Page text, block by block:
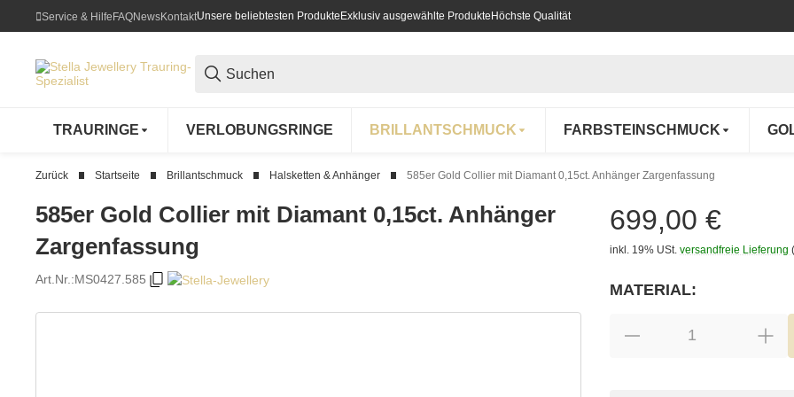
Service & HilfeFAQNewsKontaktUnsere beliebtesten Produkte Exklusiv ausgewählte Produkte Höchste Qualität
TRAURINGE VERLOBUNGSRINGE BRILLANTSCHMUCK FARBSTEINSCHMUCK
Zurück Startseite Brillantschmuck Halsketten & Anhänger 585er Gold Collier mit Diamant 0,15ct. Anhänger Zargenfassung
585er Gold Collier mit Diamant 0,15ct. Anhänger
Zargenfassung
Art.Nr.:MS0427.585
699,00 €
inkl. 19% USt. versandfreie Lieferung
MATERIAL: